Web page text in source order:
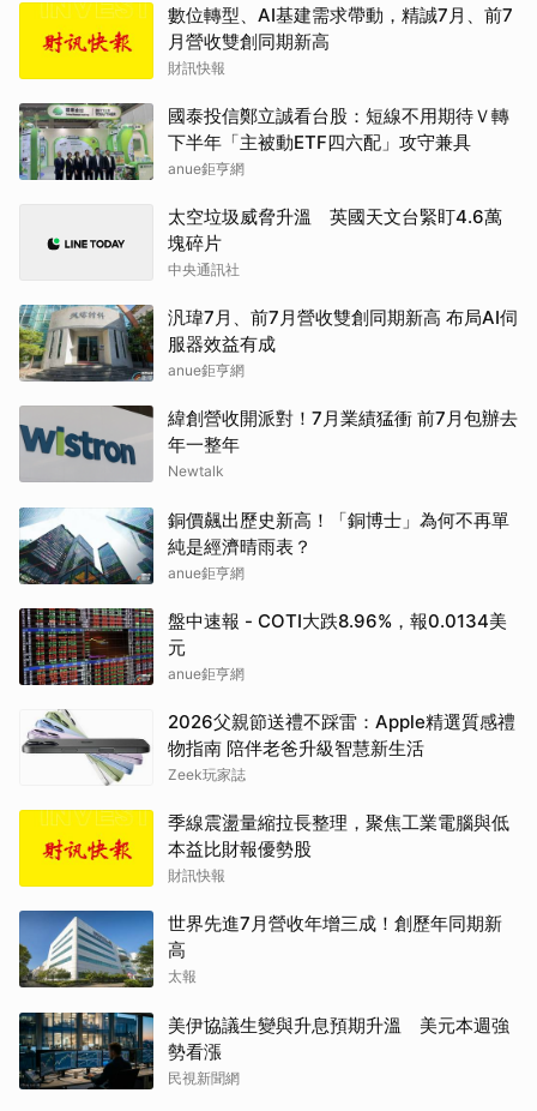
數位轉型、AI基建需求帶動，精誠7月、前7
月營收雙創同期新高
財訊快報
國泰投信鄭立誠看台股：短線不用期待Ｖ轉
下半年「主被動ETF四六配」攻守兼具
anue鉅亨網
太空垃圾威脅升溫 英國天文台緊盯4.6萬
塊碎片
中央通訊社
汎瑋7月、前7月營收雙創同期新高 布局AI伺
服器效益有成
anue鉅亨網
緯創營收開派對！7月業績猛衝 前7月包辦去
年一整年
Newtalk
銅價飆出歷史新高！「銅博士」為何不再單
純是經濟晴雨表？
anue鉅亨網
盤中速報 - COTI大跌8.96%，報0.0134美
元
anue鉅亨網
2026父親節送禮不踩雷：Apple精選質感禮
物指南 陪伴老爸升級智慧新生活
Zeek玩家誌
季線震盪量縮拉長整理，聚焦工業電腦與低
本益比財報優勢股
財訊快報
世界先進7月營收年增三成！創歷年同期新
高
太報
美伊協議生變與升息預期升溫 美元本週強
勢看漲
民視新聞網